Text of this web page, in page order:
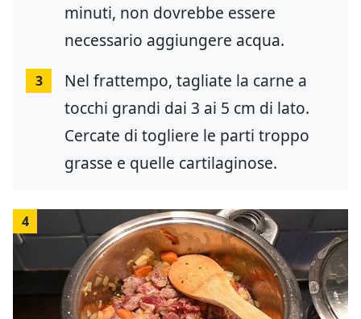
minuti, non dovrebbe essere
necessario aggiungere acqua.
3
Nel frattempo, tagliate la carne a
tocchi grandi dai 3 ai 5 cm di lato.
Cercate di togliere le parti troppo
grasse e quelle cartilaginose.
4